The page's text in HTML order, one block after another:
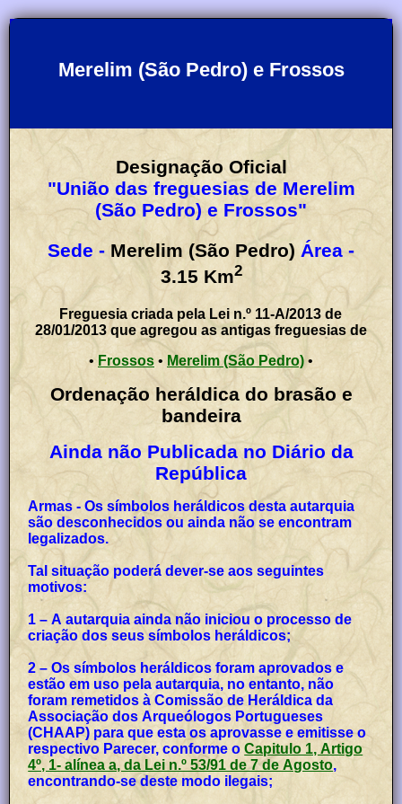
Merelim (São Pedro) e Frossos
Designação Oficial
"União das freguesias de Merelim
(São Pedro) e Frossos"
Sede - Merelim (São Pedro) Área -
3.15 Km2
Freguesia criada pela Lei n.º 11-A/2013 de
28/01/2013 que agregou as antigas freguesias de
• Frossos • Merelim (São Pedro) •
Ordenação heráldica do brasão e
bandeira
Ainda não Publicada no Diário da
República
Armas - Os símbolos heráldicos desta autarquia
são desconhecidos ou ainda não se encontram
legalizados.
Tal situação poderá dever-se aos seguintes
motivos:
1 – A autarquia ainda não iniciou o processo de
criação dos seus símbolos heráldicos;
2 – Os símbolos heráldicos foram aprovados e
estão em uso pela autarquia, no entanto, não
foram remetidos à Comissão de Heráldica da
Associação dos Arqueólogos Portugueses
(CHAAP) para que esta os aprovasse e emitisse o
respectivo Parecer, conforme oCapitulo 1, Artigo
4º, 1- alínea a, da Lei n.º 53/91 de 7 de Agosto,
encontrando-se deste modo ilegais;